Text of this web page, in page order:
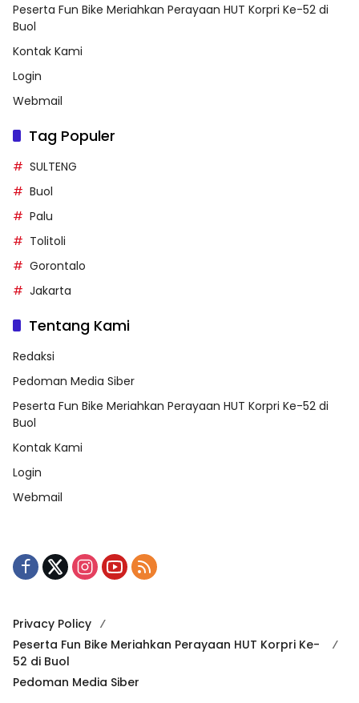
Peserta Fun Bike Meriahkan Perayaan HUT Korpri Ke-52 di
Buol
Kontak Kami
Login
Webmail
Tag Populer
SULTENG
Buol
Palu
Tolitoli
Gorontalo
Jakarta
Tentang Kami
Redaksi
Pedoman Media Siber
Peserta Fun Bike Meriahkan Perayaan HUT Korpri Ke-52 di
Buol
Kontak Kami
Login
Webmail
Privacy Policy
Peserta Fun Bike Meriahkan Perayaan HUT Korpri Ke-
52 di Buol
Pedoman Media Siber